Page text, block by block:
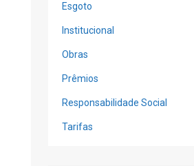
Esgoto
Institucional
Obras
Prêmios
Responsabilidade Social
Tarifas